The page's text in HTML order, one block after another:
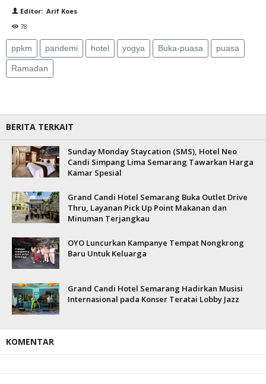
Editor: Arif Koes
78
ppkm pandemi hotel yogya Buka-puasa puasa
Ramadan
BERITA TERKAIT
Sunday Monday Staycation (SMS), Hotel Neo
Candi Simpang Lima Semarang Tawarkan Harga
Kamar Spesial
Grand Candi Hotel Semarang Buka Outlet Drive
Thru, Layanan Pick Up Point Makanan dan
Minuman Terjangkau
OYO Luncurkan Kampanye Tempat Nongkrong
Baru Untuk Keluarga
Grand Candi Hotel Semarang Hadirkan Musisi
Internasional pada Konser Teratai Lobby Jazz
KOMENTAR